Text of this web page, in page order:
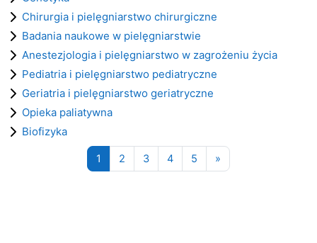
Chirurgia i pielęgniarstwo chirurgiczne
Badania naukowe w pielęgniarstwie
Anestezjologia i pielęgniarstwo w zagrożeniu życia
Pediatria i pielęgniarstwo pediatryczne
Geriatria i pielęgniarstwo geriatryczne
Opieka paliatywna
Biofizyka
1 Strona 1
2 Strona 2
3Strona 3
4Strona 4
5 Strona 5
»